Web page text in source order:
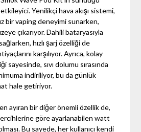
Yenilikçi hava akışı sistemi,
bir vaping deneyimi sunarken,
çıkarıyor. Dahili bataryasıyla
hızlı şarj özelliği de
karşılıyor. Ayrıca, kolay
sayesinde, sıvı dolumu sırasında
indiriliyor, bu da günlük
hale getiriyor.
ayıran bir diğer önemli özellik de,
tercihlerine göre ayarlanabilen watt
Bu sayede, her kullanıcı kendi